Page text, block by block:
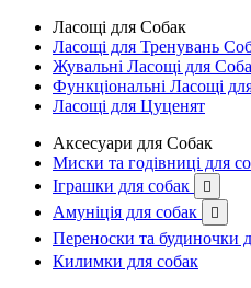
Ласощі для Собак
Ласощі для Тренувань
Жувальні Ласощі для
Функціональні Ласощі
Ласощі для Цуценят
Аксесуари для Собак
Миски та годівниці для
Іграшки для собак

Амуніція для собак 
Переноски та будиночки
Килимки для собак